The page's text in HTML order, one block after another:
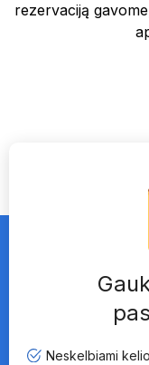
rezervaciją
Neskelbiami